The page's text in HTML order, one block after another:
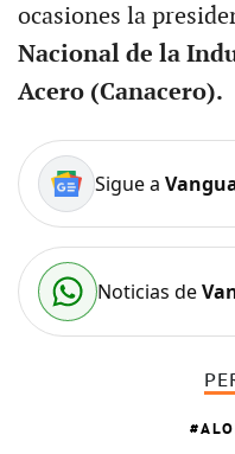
ocasiones la
Nacional de la
Acero (Canacero).
Sigue a
Noticias de